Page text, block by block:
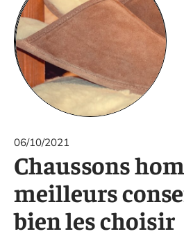
06/10/2021
Chaussons
meilleurs
bien les choisir